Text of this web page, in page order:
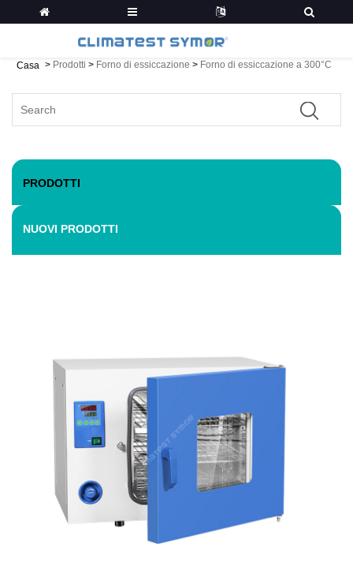
Casa > Prodotti > Forno di essiccazione > Forno di essiccazione a 300°C
PRODOTTI
NUOVI PRODOTTI